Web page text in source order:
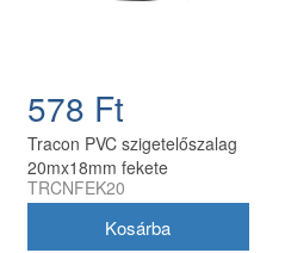
578 Ft
Tracon PVC szigetelőszalag
20mx18mm fekete
TRCNFEK20